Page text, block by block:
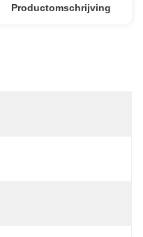
Productomschrijving